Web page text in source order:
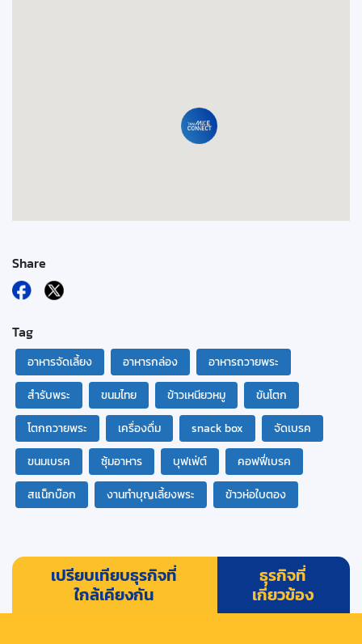
Share
Tag
อาหารจัดเลี้ยง อาหารกล่อง
อาหารถวายพระ
สำรับพระ
ขนมไทย ข้าวเหนียวหมู
ขันโตก
โตกถวายพระ
เครื่องดื่ม snack box
จัดเบรค
ขนมเบรค
ซุ้มอาหาร บุฟเฟ่ต์
คอฟฟี่เบรค
สแน็กบ๊อก
งานทำบุญเลี้ยงพระ ข้าวห่อใบตอง
เปรียบเทียบธุรกิจที่
ใกล้เคียงกัน
ธุรกิจที่
เกี่ยวข้อง